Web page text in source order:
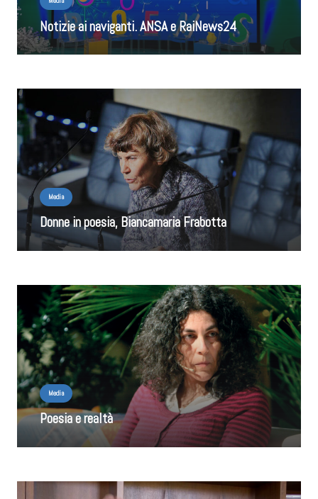
Notizie ai naviganti. ANSA e RaiNews24
Media
Donne in poesia, Biancamaria Frabotta
Media
Poesia e realtà